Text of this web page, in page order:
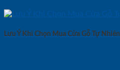
Lưu Ý Khi Chọn Mua Cửa Gỗ Tự Nhiên